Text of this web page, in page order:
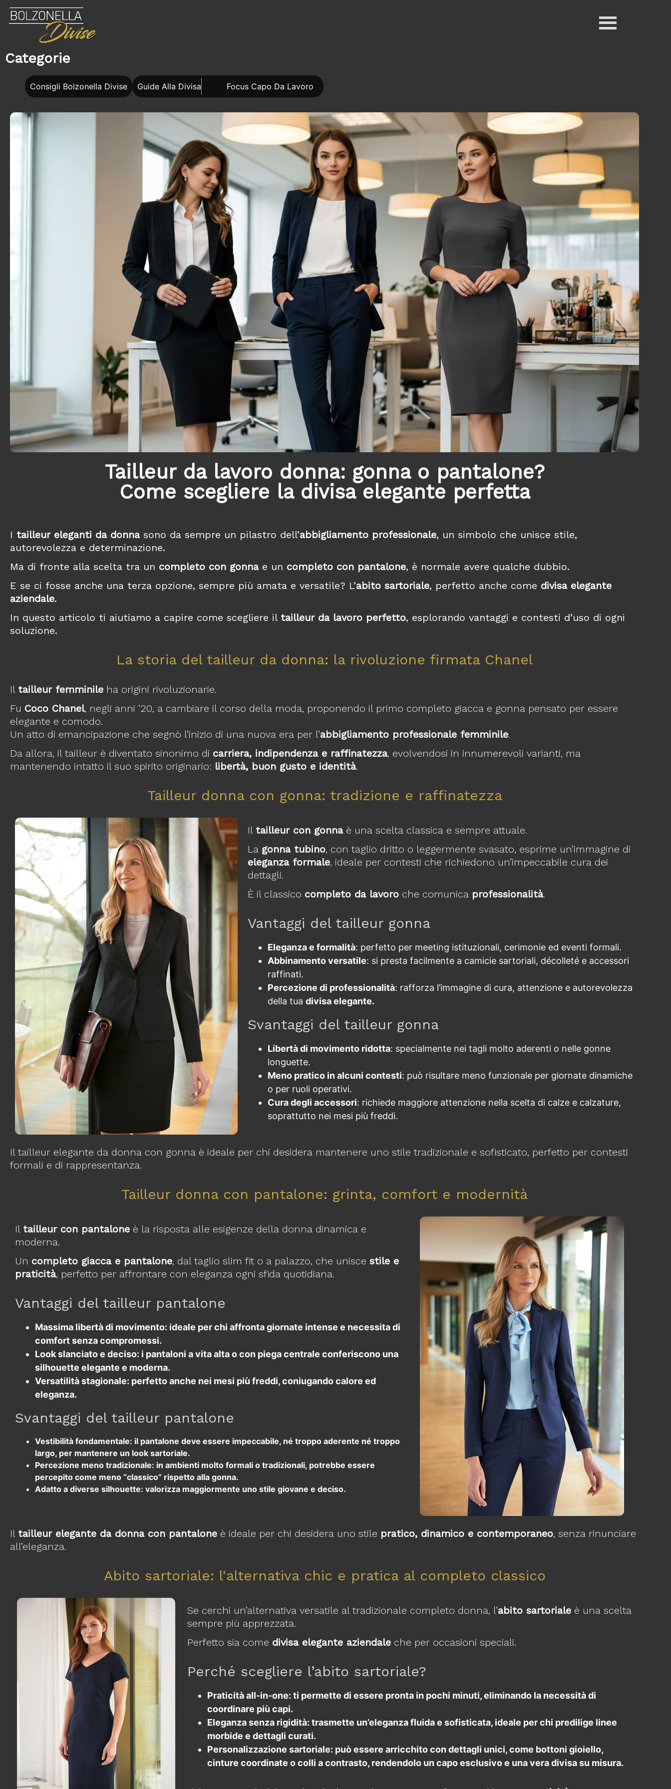
Categorie
Consigli Bolzonella Divise Guide Alla Divisa Focus Capo Da Lavoro
Tailleur da lavoro donna: gonna o pantalone?
Come scegliere la divisa elegante perfetta
I tailleur eleganti da donnasono da sempre un pilastro dell’abbigliamento professionale, un simbolo che unisce stile,
autorevolezza e determinazione.
Ma di fronte alla scelta tra un completo con gonnae un completo con pantalone, è normale avere qualche dubbio.
E se ci fosse anche una terza opzione, sempre più amata e versatile? L’abito sartoriale, perfetto anche come divisa elegante
aziendale.
In questo articolo ti aiutiamo a capire come scegliere il tailleur da lavoro perfetto, esplorando vantaggi e contesti d’uso di ogni
soluzione.
La storia del tailleur da donna: la rivoluzione firmata Chanel
Il tailleur femminile ha origini rivoluzionarie.
Fu Coco Chanel, negli anni ’20, a cambiare il corso della moda, proponendo il primo completo giacca e gonna pensato per essere
elegante e comodo.
Un atto di emancipazione che segnò l’inizio di una nuova era per l’abbigliamento professionale femminile.
Da allora, il tailleur è diventato sinonimo di carriera, indipendenza e raffinatezza, evolvendosi in innumerevoli varianti, ma
mantenendo intatto il suo spirito originario: libertà, buon gusto e identità.
Tailleur donna con gonna: tradizione e raffinatezza
Il tailleur con gonnaè una scelta classica e sempre attuale.
La gonna tubino, con taglio dritto o leggermente svasato, esprime un’immagine di
eleganza formale, ideale per contesti che richiedono un’impeccabile cura dei
dettagli.
È il classico completo da lavoroche comunica professionalità.
Vantaggi del tailleur gonna
Eleganza e formalità: perfetto per meeting istituzionali, cerimonie ed eventi formali.
Abbinamento versatile: si presta facilmente a camicie sartoriali, décolleté e accessori
raffinati.
Percezione di professionalità: rafforza l’immagine di cura, attenzione e autorevolezza
della tua divisa elegante.
Svantaggi del tailleur gonna
Libertà di movimento ridotta: specialmente nei tagli molto aderenti o nelle gonne
longuette.
Meno pratico in alcuni contesti: può risultare meno funzionale per giornate dinamiche
o per ruoli operativi.
Cura degli accessori: richiede maggiore attenzione nella scelta di calze e calzature,
soprattutto nei mesi più freddi.
Il tailleur elegante da donna con gonna è ideale per chi desidera mantenere uno stile tradizionale e sofisticato, perfetto per contesti
formali e di rappresentanza.
Tailleur donna con pantalone: grinta, comfort e modernità
Il tailleur con pantalone è la risposta alle esigenze della donna dinamica e
moderna.
Un completo giacca e pantalone, dal taglio slim fit o a palazzo, che unisce stile e
praticità, perfetto per affrontare con eleganza ogni sfida quotidiana.
Vantaggi del tailleur pantalone
Massima libertà di movimento: ideale per chi affronta giornate intense e necessita di
comfort senza compromessi.
Look slanciato e deciso: i pantaloni a vita alta o con piega centrale conferiscono una
silhouette elegante e moderna.
Versatilità stagionale: perfetto anche nei mesi più freddi, coniugando calore ed
eleganza.
Svantaggi del tailleur pantalone
Vestibilità fondamentale: il pantalone deve essere impeccabile, né troppo aderente né troppo
largo, per mantenere un look sartoriale.
Percezione meno tradizionale: in ambienti molto formali o tradizionali, potrebbe essere
percepito come meno “classico” rispetto alla gonna.
Adatto a diverse silhouette: valorizza maggiormente uno stile giovane e deciso.
Il tailleur elegante da donna con pantalone è ideale per chi desidera uno stile pratico, dinamico e contemporaneo, senza rinunciare
all’eleganza.
Abito sartoriale: l'alternativa chic e pratica al completo classico
Se cerchi un’alternativa versatile al tradizionale completo donna, l’abito sartorialeè una scelta
sempre più apprezzata.
Perfetto sia come divisa elegante aziendaleche per occasioni speciali.
Perché scegliere l’abito sartoriale?
Praticità all-in-one: ti permette di essere pronta in pochi minuti, eliminando la necessità di
coordinare più capi.
Eleganza senza rigidità: trasmette un’eleganza fluida e sofisticata, ideale per chi predilige linee
morbide e dettagli curati.
Personalizzazione sartoriale: può essere arricchito con dettagli unici, come bottoni gioiello,
cinture coordinate o colli a contrasto, rendendolo un capo esclusivo e una vera divisa su misura.